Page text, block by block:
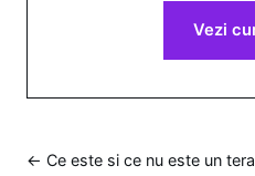
Vezi
← Ce este si ce nu este un